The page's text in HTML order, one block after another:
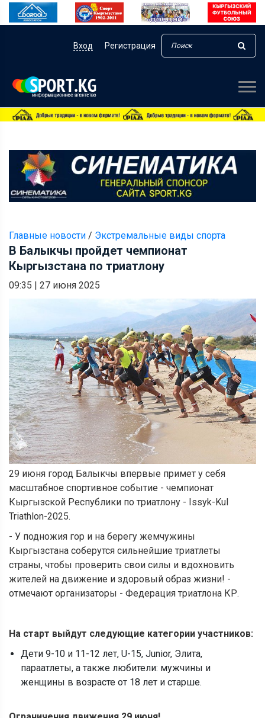
Вход Регистрация
Главные новости / Экстремальные виды спорта
В Балыкчы пройдет чемпионат
Кыргызстана по триатлону
09:35 | 27 июня 2025
29 июня город Балыкчы впервые примет у себя
масштабное спортивное событие - чемпионат
Кыргызской Республики по триатлону - Issyk-Kul
Triathlon-2025.
- У подножия гор и на берегу жемчужины
Кыргызстана соберутся сильнейшие триатлеты
страны, чтобы проверить свои силы и вдохновить
жителей на движение и здоровый образ жизни! -
отмечают организаторы - Федерация триатлона КР.
На старт выйдут следующие категории участников:
Дети 9-10 и 11-12 лет, U-15, Junior, Элита,
параатлеты, а также любители: мужчины и
женщины в возрасте от 18 лет и старше.